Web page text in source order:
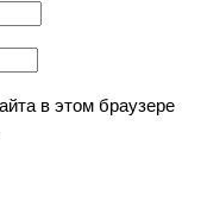
в этом браузере